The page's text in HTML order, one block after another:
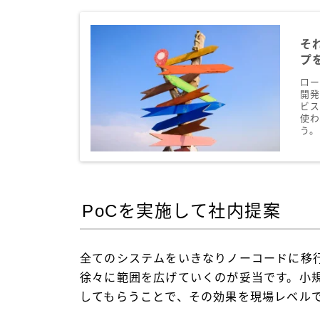
そ
プ
ロ
開
ビ
使
う。
PoCを実施して社内提案
全てのシステムをいきなりノーコードに移
徐々に範囲を広げていくのが妥当です。
してもらうことで、その効果を現場レベル